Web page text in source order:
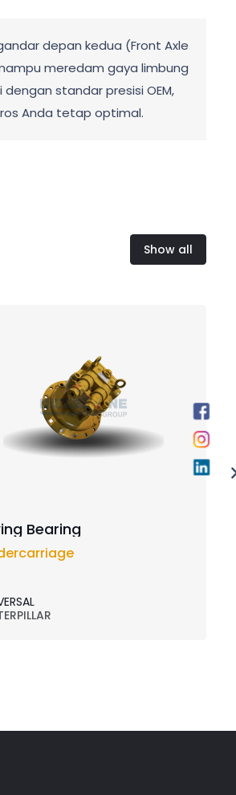
depan kedua (Front Axle
meredam gaya limbung
standar presisi OEM,
Anda tetap optimal.
Show all
Bearing